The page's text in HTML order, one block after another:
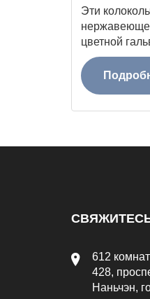
Эти
цветной
612
428,
Наньчэн,